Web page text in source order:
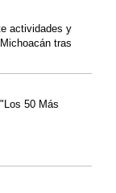
actividades y
tras
50 Más